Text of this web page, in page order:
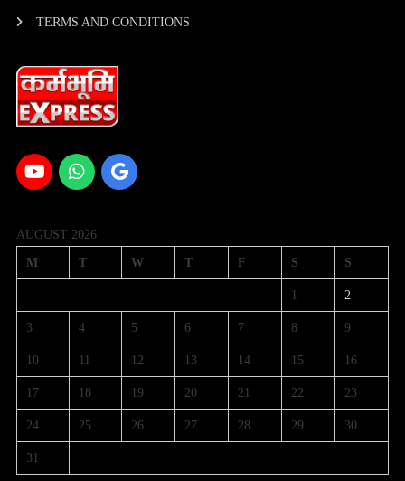
TERMS AND CONDITIONS
AUGUST 2026
M T W T F S S
1 2
3 4 5 6 7 8 9
10 11 12 13 14 15 16
17 18 19 20 21 22 23
24 25 26 27 28 29 30
31